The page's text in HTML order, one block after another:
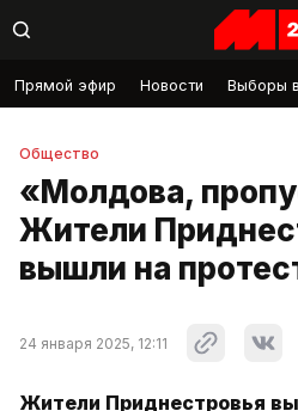
Прямой эфир Новости Выборы
Общество
«Молдова,
Жители
вышли на
24 января 2025, 12:11
Жители Приднестровья